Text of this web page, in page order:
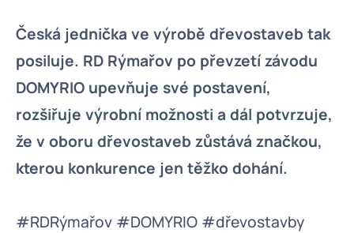
Česká jednička ve výrobě dřevostaveb tak
posiluje. RD Rýmařov po převzetí závodu
DOMYRIO upevňuje své postavení,
rozšiřuje výrobní možnosti a dál potvrzuje,
že v oboru dřevostaveb zůstává značkou,
kterou konkurence jen těžko dohání.
#RDRýmařov #DOMYRIO #dřevostavby